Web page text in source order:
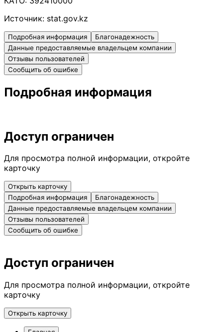
Источник: stat.gov.kz
Подробная информация
Благонадежность
Данные предоставляемые владельцем компании
Отзывы пользователей
Сообщить об ошибке
Подробная информация
Доступ ограничен
Для просмотра полной информации, откройте
карточку
Открыть карточку
Подробная информация
Благонадежность
Данные предоставляемые владельцем компании
Отзывы пользователей
Сообщить об ошибке
Доступ ограничен
Для просмотра полной информации, откройте
карточку
Открыть карточку